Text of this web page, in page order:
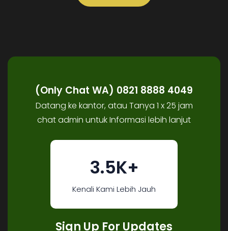
(Only Chat WA) 0821 8888 4049
Datang ke kantor, atau Tanya 1 x 25 jam
chat admin untuk Informasi lebih lanjut
3.5K+
Kenali Kami Lebih Jauh
Sign Up For Updates